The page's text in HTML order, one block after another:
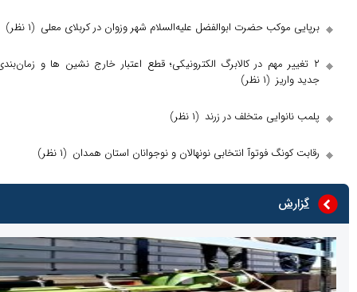
حضرت ابوالفضل علیه‌السلام شهر وزوان در کربلای معلی(۱ نظر)
مهم در کالابرگ الکترونیکی؛ قطع اعتبار خارج‌ نشین‌ ها و زمان‌بندی
متخلف در زرند(۱ نظر)
فوتوآ انتخابی نونهالان و نوجوانان استان همدان(۱ نظر)